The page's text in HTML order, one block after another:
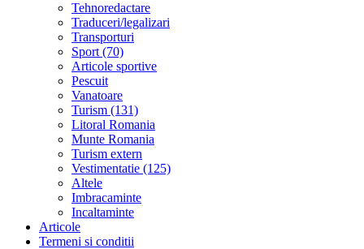
Tehnoredactare
Traduceri/legalizari
Transporturi
Sport (70)
Articole sportive
Pescuit
Vanatoare
Turism (131)
Litoral Romania
Munte Romania
Turism extern
Vestimentatie (125)
Altele
Imbracaminte
Incaltaminte
Articole
Termeni si conditii